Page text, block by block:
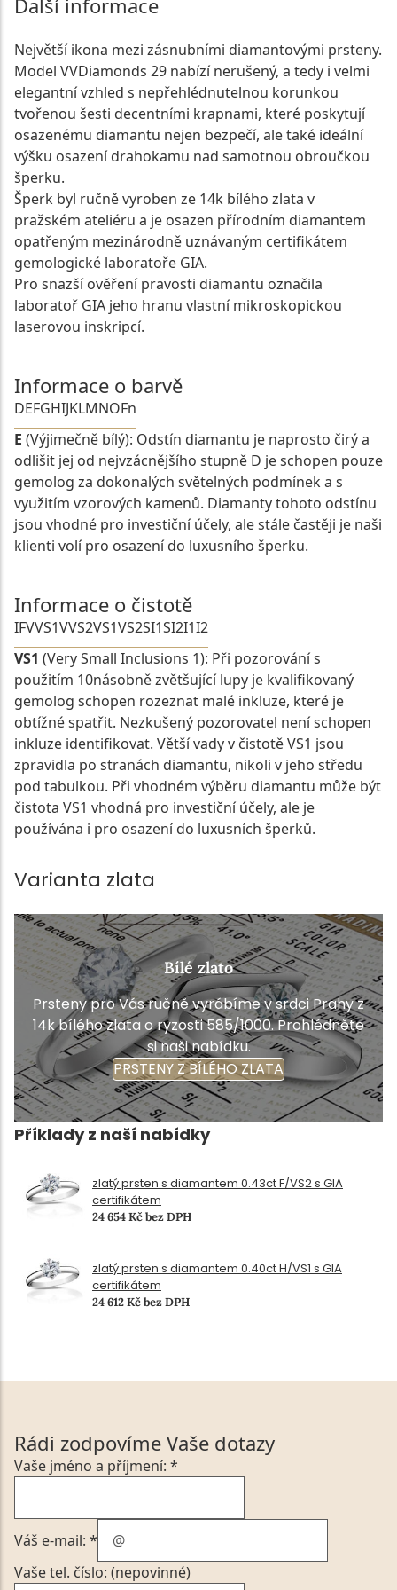
Další informace
Největší ikona mezi zásnubními diamantovými prsteny.
Model VVDiamonds 29 nabízí nerušený, a tedy i velmi
elegantní vzhled s nepřehlédnutelnou korunkou
tvořenou šesti decentními krapnami, které poskytují
osazenému diamantu nejen bezpečí, ale také ideální
výšku osazení drahokamu nad samotnou obroučkou
šperku.
Šperk byl ručně vyroben ze 14k bílého zlata v
pražském ateliéru a je osazen přírodním diamantem
opatřeným mezinárodně uznávaným certifikátem
gemologické laboratoře GIA.
Pro snazší ověření pravosti diamantu označila
laboratoř GIA jeho hranu vlastní mikroskopickou
laserovou inskripcí.
Informace o barvě
DEFGHIJKLMNOFn
E (Výjimečně bílý): Odstín diamantu je naprosto čirý a
odlišit jej od nejvzácnějšího stupně D je schopen pouze
gemolog za dokonalých světelných podmínek a s
využitím vzorových kamenů. Diamanty tohoto odstínu
jsou vhodné pro investiční účely, ale stále častěji je naši
klienti volí pro osazení do luxusního šperku.
Informace o čistotě
IFVVS1VVS2VS1VS2SI1SI2I1I2
VS1 (Very Small Inclusions 1): Při pozorování s
použitím 10násobně zvětšující lupy je kvalifikovaný
gemolog schopen rozeznat malé inkluze, které je
obtížné spatřit. Nezkušený pozorovatel není schopen
inkluze identifikovat. Větší vady v čistotě VS1 jsou
zpravidla po stranách diamantu, nikoli v jeho středu
pod tabulkou. Při vhodném výběru diamantu může být
čistota VS1 vhodná pro investiční účely, ale je
používána i pro osazení do luxusních šperků.
Varianta zlata
Bílé zlato
Prsteny pro Vás ručně vyrábíme v srdci Prahy z
14k bílého zlata o ryzosti 585/1000. Prohlédněte
si naši nabídku.
PRSTENY Z BÍLÉHO ZLATA
Příklady z naší nabídky
zlatý prsten s diamantem 0.43ct F/VS2 s GIA
certifikátem
24 654 Kč bez DPH
zlatý prsten s diamantem 0.40ct H/VS1 s GIA
certifikátem
24 612 Kč bez DPH
Rádi zodpovíme Vaše dotazy
Vaše jméno a příjmení: *
Váš e-mail: *
Vaše tel. číslo: (nepovinné)